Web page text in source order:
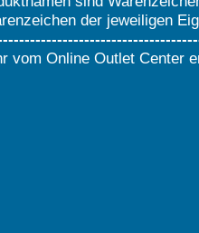
der jeweiligen
vom Online Outlet Center